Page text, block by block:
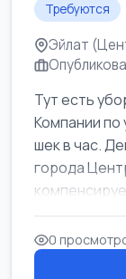
Требуются
Эйлат
Тут есть
Компании по
шек в час.
города
0